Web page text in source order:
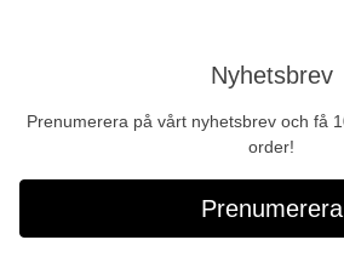
Nyhetsbrev
Prenumerera på vårt nyhetsbrev och få
order!
Prenumerera